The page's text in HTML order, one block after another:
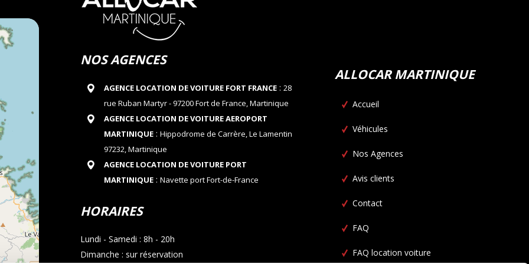
NOS AGENCES
AGENCE LOCATION DE VOITURE FORT FRANCE: 28
rue Ruban Martyr - 97200 Fort de France, Martinique
AGENCE LOCATION DE VOITURE AEROPORT
MARTINIQUE: Hippodrome de Carrère, Le Lamentin
97232, Martinique
AGENCE LOCATION DE VOITURE PORT
MARTINIQUE: Navette port Fort-de-France
HORAIRES
Lundi - Samedi : 8h - 20h
Dimanche : sur réservation
ALLOCAR MARTINIQUE
Accueil
Véhicules
Nos Agences
Avis clients
Contact
FAQ
FAQ location voiture